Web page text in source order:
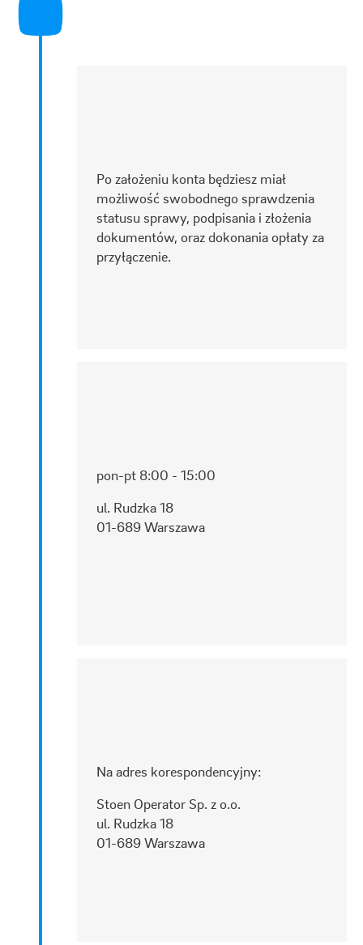
Po założeniu konta będziesz miał
możliwość swobodnego sprawdzenia
statusu sprawy, podpisania i złożenia
dokumentów, oraz dokonania opłaty za
przyłączenie.
pon-pt 8:00 - 15:00
ul. Rudzka 18
01-689 Warszawa
Na adres korespondencyjny:
Stoen Operator Sp. z o.o.
ul. Rudzka 18
01-689 Warszawa